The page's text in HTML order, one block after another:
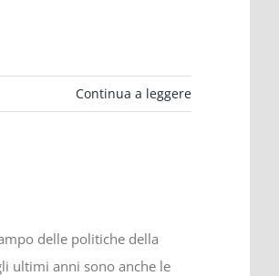
Continua a leggere
delle politiche della
ultimi anni sono anche le